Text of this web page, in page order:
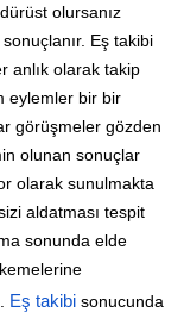
olursanız
Eş takibi
anlık olarak takip
eylemler bir bir
görüşmeler gözden
olunan sonuçlar
olarak sunulmakta
aldatması tespit
sonunda elde
Eş takibi sonucunda